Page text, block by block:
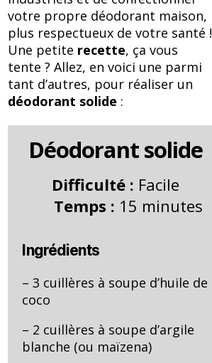
votre propre déodorant maison,
plus respectueux de votre santé !
Une petite recette, ça vous
tente ? Allez, en voici une parmi
tant d’autres, pour réaliser un
déodorant solide :
Déodorant solide
Difficulté : Facile
Temps : 15 minutes
Ingrédients
– 3 cuillères à soupe d’huile de
coco
– 2 cuillères à soupe d’argile
blanche (ou maïzena)